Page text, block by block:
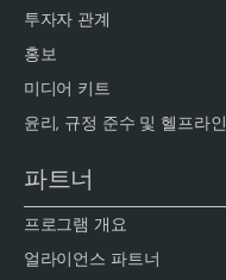
투자자 관계
홍보
미디어 키트
윤리, 규정 준수 및 헬프라인
파트너
프로그램 개요
얼라이언스 파트너